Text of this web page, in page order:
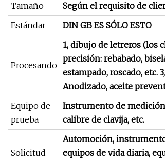
Tamaño
Según el requisito de
Estándar
DIN GB ES SÓLO ESTO
Procesando
1, dibujo de letreros (los
precisión: rebabado,
estampado, roscado, etc.
Anodizado, aceite
Equipo de
prueba
Instrumento de
calibre de clavija, etc.
Solicitud
Automoción,
equipos de vida diaria,